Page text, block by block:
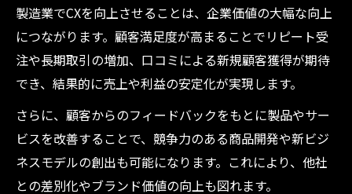
製造業でCXを向上させることは、企業価値の大幅な向上
につながります。顧客満足度が高まることでリピート受
注や長期取引の増加、口コミによる新規顧客獲得が期待
でき、結果的に売上や利益の安定化が実現します。
さらに、顧客からのフィードバックをもとに製品やサー
ビスを改善することで、競争力のある商品開発や新ビジ
ネスモデルの創出も可能になります。これにより、他社
との差別化やブランド価値の向上も図れます。